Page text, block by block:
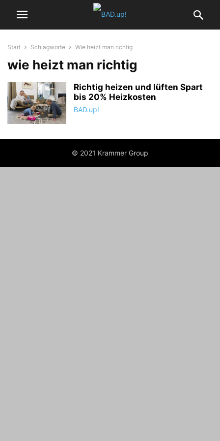
Start Schlagworte Wie heizt man richtig
wie heizt man richtig
Richtig heizen und lüften Spart
bis 20% Heizkosten
BAD.up!
© 2021 Krammer Group